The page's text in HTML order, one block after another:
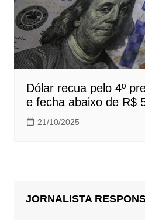
Dólar recua pelo 4º
e fecha abaixo de R$
21/10/2025
JORNALISTA